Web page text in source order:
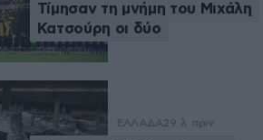
Τίμησαν τη μνήμη του Μιχάλη
Κατσούρη οι δύο
ΕΛΛΑΔΑ29 λ. πριν